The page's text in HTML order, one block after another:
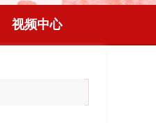
视频中心